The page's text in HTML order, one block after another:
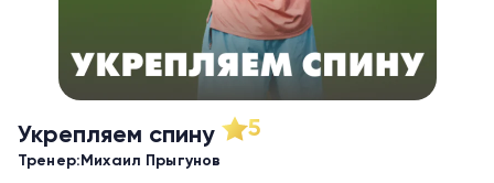
Укрепляем спину 5
Тренер: Михаил Прыгунов